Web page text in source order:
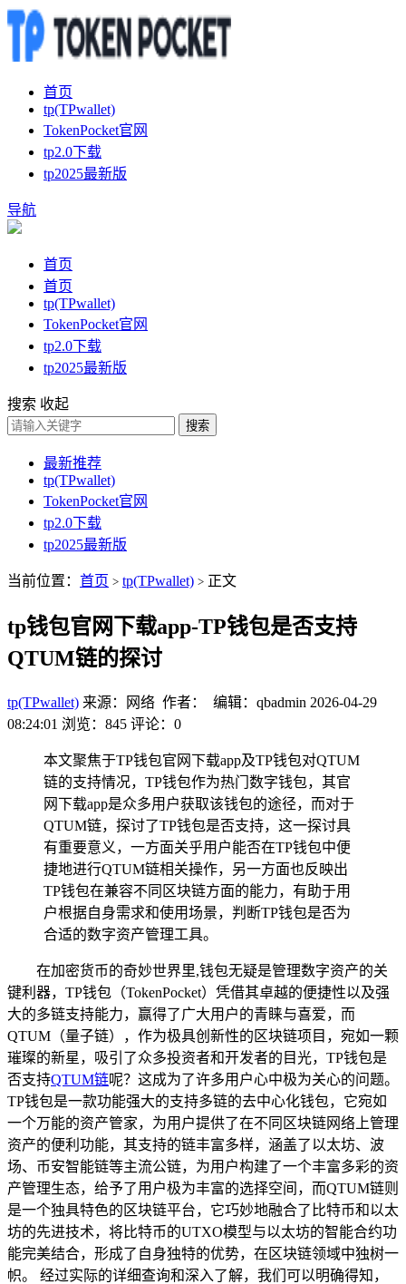
首页
tp(TPwallet)
TokenPocket官网
tp2.0下载
tp2025最新版
导航
首页
首页
tp(TPwallet)
TokenPocket官网
tp2.0下载
tp2025最新版
搜索 收起
搜索
最新推荐
tp(TPwallet)
TokenPocket官网
tp2.0下载
tp2025最新版
当前位置： 首页 > tp(TPwallet) > 正文
tp钱包官网下载app-TP钱包是否支持
QTUM链的探讨
tp(TPwallet) 来源：网络 作者： 编辑：qbadmin 2026-04-29
08:24:01 浏览：845 评论：0
本文聚焦于TP钱包官网下载app及TP钱包对QTUM
链的支持情况，TP钱包作为热门数字钱包，其官
网下载app是众多用户获取该钱包的途径，而对于
QTUM链，探讨了TP钱包是否支持，这一探讨具
有重要意义，一方面关乎用户能否在TP钱包中便
捷地进行QTUM链相关操作，另一方面也反映出
TP钱包在兼容不同区块链方面的能力，有助于用
户根据自身需求和使用场景，判断TP钱包是否为
合适的数字资产管理工具。
在加密货币的奇妙世界里,钱包无疑是管理数字资产的关
键利器，TP钱包（TokenPocket）凭借其卓越的便捷性以及强
大的多链支持能力，赢得了广大用户的青睐与喜爱，而
QTUM（量子链），作为极具创新性的区块链项目，宛如一颗
璀璨的新星，吸引了众多投资者和开发者的目光，TP钱包是
否支持QTUM链呢？这成为了许多用户心中极为关心的问题。
TP钱包是一款功能强大的支持多链的去中心化钱包，它宛如
一个万能的资产管家，为用户提供了在不同区块链网络上管理
资产的便利功能，其支持的链丰富多样，涵盖了以太坊、波
场、币安智能链等主流公链，为用户构建了一个丰富多彩的资
产管理生态，给予了用户极为丰富的选择空间，而QTUM链则
是一个独具特色的区块链平台，它巧妙地融合了比特币和以太
坊的先进技术，将比特币的UTXO模型与以太坊的智能合约功
能完美结合，形成了自身独特的优势，在区块链领域中独树一
帜。 经过实际的详细查询和深入了解，我们可以明确得知，